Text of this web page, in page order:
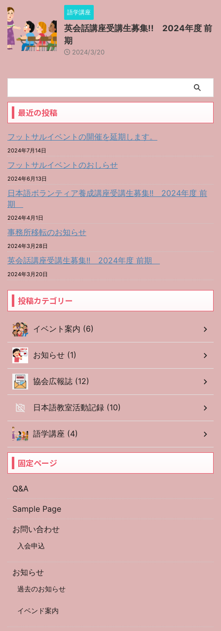
語学講座
英会話講座受講生募集!! 2024年度 前
期
2024/3/20
最近の投稿
フットサルイベントの開催を延期します。
2024年7月14日
フットサルイベントのおしらせ
2024年6月13日
日本語ボランティア養成講座受講生募集!! 2024年度 前
期
2024年4月1日
事務所移転のお知らせ
2024年3月28日
英会話講座受講生募集!! 2024年度 前期
2024年3月20日
投稿カテゴリー
イベント案内 (6)
お知らせ (1)
協会広報誌 (12)
日本語教室活動記録 (10)
語学講座 (4)
固定ページ
Q&A
Sample Page
お問い合わせ
入会申込
お知らせ
過去のお知らせ
イベンド案内